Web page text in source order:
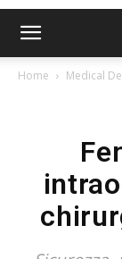
Home Medical